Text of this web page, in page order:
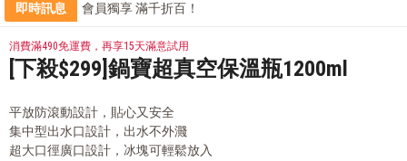
即時訊息
會員獨享 滿千折百！
部落客的氣炸私房菜，不藏私分享
鍋寶商品安心保證❤️
消費滿490免運費，再享15天滿意試用
[下殺$299]鍋寶超真空保溫瓶1200ml
平放防滾動設計，貼心又安全
集中型出水口設計，出水不外濺
超大口徑廣口設計，冰塊可輕鬆放入